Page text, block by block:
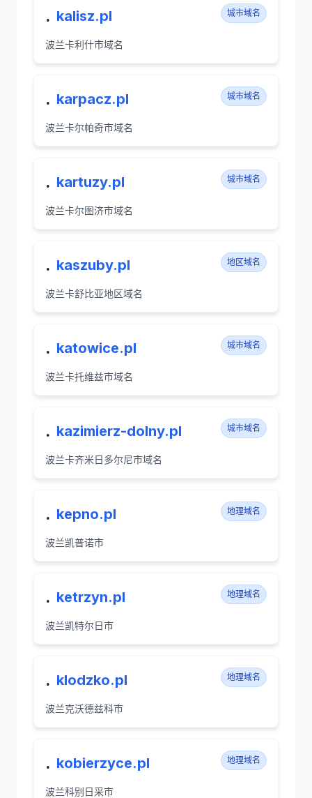
. kalisz.pl 城市域名
波兰卡利什市域名
. karpacz.pl 城市域名
波兰卡尔帕奇市域名
. kartuzy.pl 城市域名
波兰卡尔图济市域名
. kaszuby.pl 地区域名
波兰卡舒比亚地区域名
. katowice.pl 城市域名
波兰卡托维兹市域名
. kazimierz-dolny.pl 城市域名
波兰卡齐米日多尔尼市域名
. kepno.pl 地理域名
波兰凯普诺市
. ketrzyn.pl 地理域名
波兰凯特尔日市
. klodzko.pl 地理域名
波兰克沃德兹科市
. kobierzyce.pl 地理域名
波兰科别日采市